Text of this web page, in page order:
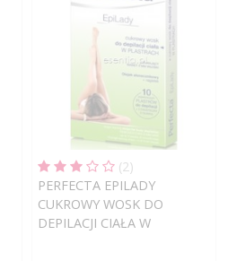
(2)
PERFECTA EPILADY
CUKROWY WOSK DO
DEPILACJI CIAŁA W